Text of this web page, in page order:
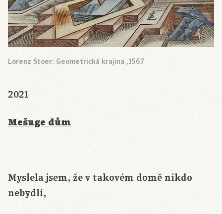
Lorenz Stoer: Geometrická krajina ,1567
2021
Mešuge dům
Myslela jsem, že v takovém domě nikdo
nebydlí,